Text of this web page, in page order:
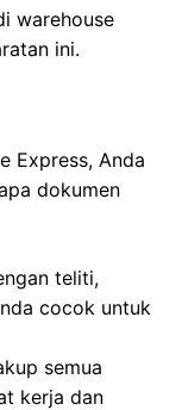
warehouse
ini.
Express, Anda
dokumen
teliti,
cocok untuk
semua
kerja dan